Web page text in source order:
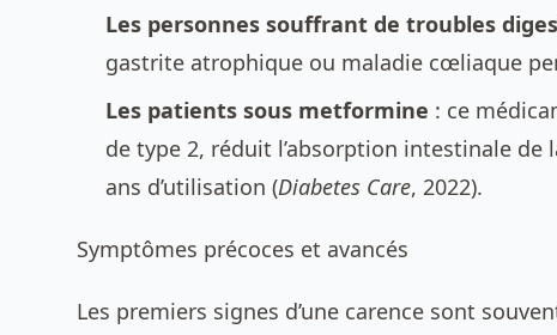
Les personnes souffrant de troubles
gastrite atrophique ou maladie cœliaque
Les patients sous metformine : ce
de type 2, réduit l’absorption intestinale de
ans d’utilisation (Diabetes Care, 2022).
Symptômes précoces et avancés
Les premiers signes d’une carence sont